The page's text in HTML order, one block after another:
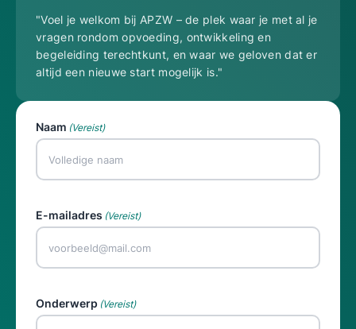
"Voel je welkom bij APZW – de plek waar je met al je
vragen rondom opvoeding, ontwikkeling en
begeleiding terechtkunt, en waar we geloven dat er
altijd een nieuwe start mogelijk is."
Naam (Vereist)
E-mailadres (Vereist)
Onderwerp (Vereist)